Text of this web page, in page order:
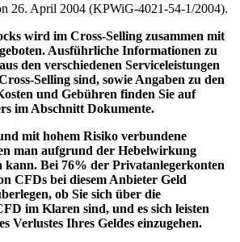
26. April 2004 (KPWiG-4021-54-1/2004).
wird im Cross-Selling zusammen mit
Ausführliche Informationen zu
den verschiedenen Serviceleistungen
Selling sind, sowie Angaben zu den
und Gebühren finden Sie auf
im Abschnitt Dokumente.
mit hohem Risiko verbundene
man aufgrund der Hebelwirkung
kann. Bei 76% der Privatanlegerkonten
CFDs bei diesem Anbieter Geld
ob Sie sich über die
im Klaren sind, und es sich leisten
Verlustes Ihres Geldes einzugehen.